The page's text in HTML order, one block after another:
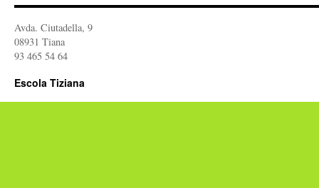
Avda. Ciutadella, 9
08931 Tiana
93 465 54 64
Escola Tiziana